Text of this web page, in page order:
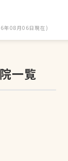
年08月06日現在)
一覧